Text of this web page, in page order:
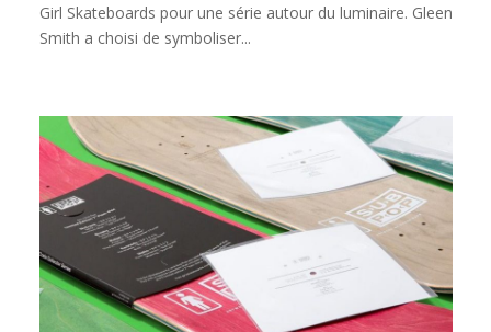
Girl Skateboards pour une série autour du luminaire. Gleen
Smith a choisi de symboliser...